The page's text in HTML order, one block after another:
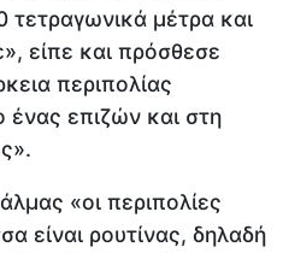
τετραγωνικά μέτρα και
είπε και πρόσθεσε
περιπολίας
ένας επιζών και στη
«οι περιπολίες
είναι ρουτίνας, δηλαδή